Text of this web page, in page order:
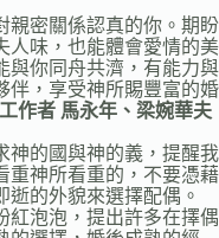
密關係認真的你。期盼
人味，也能體會愛情的美
與你同舟共濟，有能力與
伴，享受神所賜豐富的婚
作者 馬永年、梁婉華夫
的國與神的義，提醒我
重神所看重的，不要憑藉
的外貌來選擇配偶。
紅泡泡，提出許多在擇偶